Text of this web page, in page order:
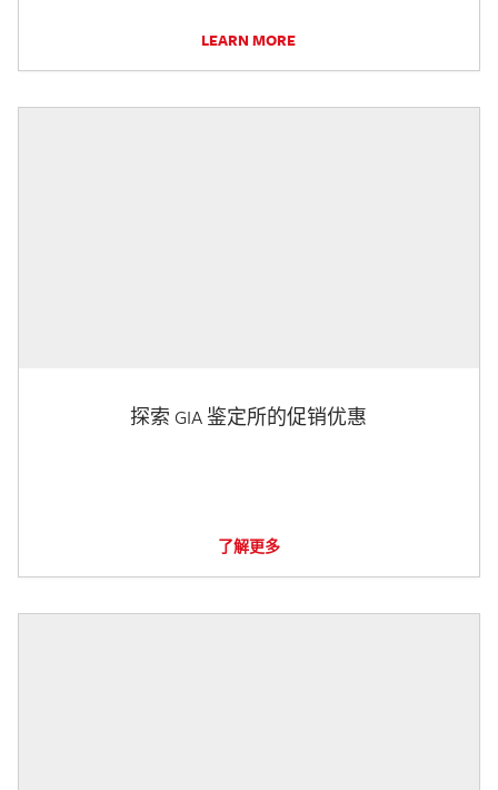
LEARN MORE
探索 GIA 鉴定所的促销优惠
了解更多